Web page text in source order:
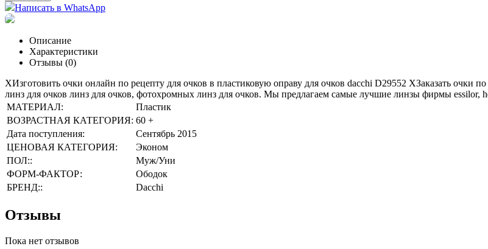
Написать в WhatsApp
Описание
Характеристики
Отзывы (0)
XИзготовить очки онлайн по рецепту для очков в пластиковую оправу для очков dacchi D29552 XЗаказать очки
линз для очков линз для очков, фотохромных линз для очков. Мы предлагаем самые лучшие линзы фирмы essilor,
МАТЕРИАЛ:
Пластик
ВОЗРАСТНАЯ КАТЕГОРИЯ: 60 +
Дата поступления:
Сентябрь 2015
ЦЕНОВАЯ КАТЕГОРИЯ:
Эконом
ПОЛ::
Муж/Уни
ФОРМ-ФАКТОР:
Ободок
БРЕНД::
Dacchi
Отзывы
Пока нет отзывов